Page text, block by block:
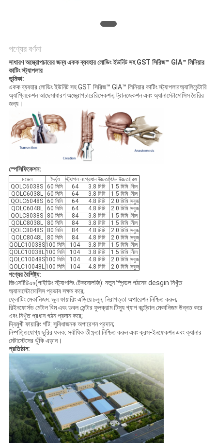
পণ্যের বর্ণনা
সাধারণ অস্ত্রোপচারের জন্য একক ব্যবহার লোডিং ইউনিট সহ GST সিরিজ™ GIA™ লিনিয়ার
কাটিং স্ট্যাপলার
ভূমিকা:
একক ব্যবহার লোডিং ইউনিট সহ GST সিরিজ™ GIA™ লিনিয়ার কাটিং স্ট্যাপলারঅ্যালিমেন্টারি
অ্যাপ্লিকেশন আছেসাধারণ অস্ত্রোপচারেরিসেকশন, ট্রানজেকশন এবং অ্যানাস্টোমোসিস তৈরির
জন্য।
স্পেসিফিকেশন:
মডেল দৈর্ঘ্য স্ট্যাপল নংপ্রধান উচ্চতাগঠন উচ্চতা রঙ
QOLC6038S
60 মিমি 64 3.8 মিমি 1.5 মিমি নীল
QOLC6038L
60 মিমি 64 3.8 মিমি 1.5 মিমি নীল
QOLC6048S
60 মিমি 64 4.8 মিমি 2.0 মিমি সবুজ
QOLC6048L
60 মিমি 64 4.8 মিমি 2.0 মিমি সবুজ
QOLC8038S
80 মিমি 84 3.8 মিমি 1.5 মিমি নীল
QOLC8038L
80 মিমি 84 3.8 মিমি 1.5 মিমি নীল
QOLC8048S
80 মিমি 84 4.8 মিমি 2.0 মিমি সবুজ
QOLC8048L
80 মিমি 84 4.8 মিমি 2.0 মিমি সবুজ
QOLC10038S100 মিমি 104 3.8 মিমি 1.5 মিমি নীল
QOLC10038L 100 মিমি 104 3.8 মিমি 1.5 মিমি নীল
QOLC10048S100 মিমি 104 4.8 মিমি 2.0 মিমি সবুজ
QOLC10048L 100 মিমি 104 4.8 মিমি 2.0 মিমি সবুজ
পণ্যের বৈশিষ্ট্য:
জিএসটিটিএম(গাইডিং স্ট্যাপলিং টেকনোলজি): নতুন স্পিন্ডল গঠনের desgin নিখুঁত
অ্যানাস্টোমোসিস প্রভাব সক্ষম করে;
ফ্লোটিং মেকানিজম: ভুল ফায়ারিং এড়িয়ে চলুন, নিরাপত্তা অপারেশন নিশ্চিত করুন;
রিইনফোর্সড মেটাল বিম এবং ডবল সেন্টার ফুলক্রাম টিস্যু গ্যাপ কন্ট্রোল মেকানিজম উন্নত করে
এবং নিখুঁত প্রধান গঠন প্রদান করে;
দ্বিমুখী ফায়ারিং গাঁট: সুবিধাজনক অপারেশন প্রদান;
নিষ্পত্তিযোগ্য ছুরির ফলক: সর্বাধিক তীক্ষ্ণতা নিশ্চিত করুন এবং ক্রস-ইনফেকশন এবং ক্যানার
মেটাস্টেসের ঝুঁকি এড়ান।
প্রতিষ্ঠান: